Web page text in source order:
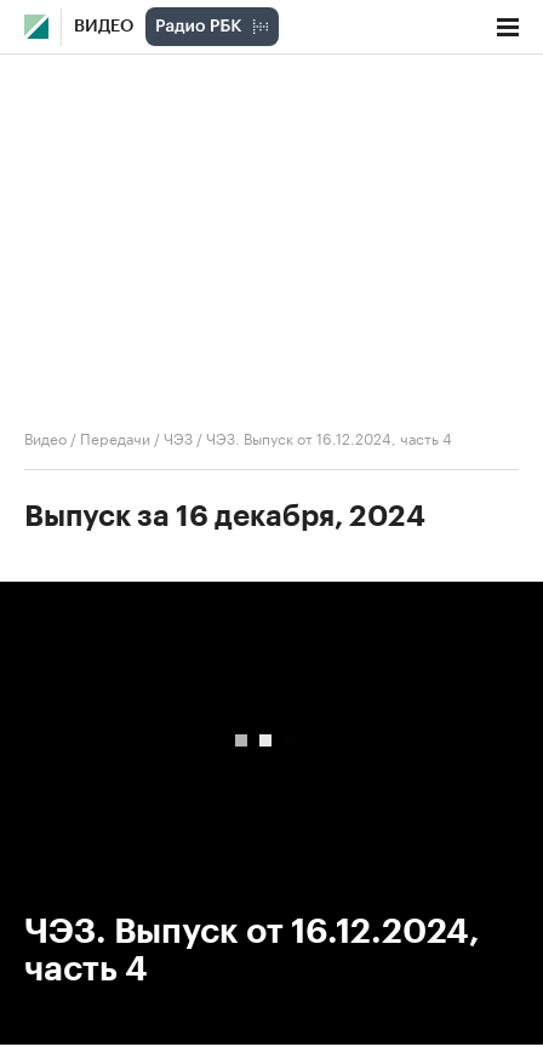
ВИДЕО
Видео / Передачи /ЧЭЗ /ЧЭЗ. Выпуск от 16.12.2024, часть 4
Выпуск за 16 декабря, 2024
ЧЭЗ. Выпуск от 16.12.2024,
часть 4